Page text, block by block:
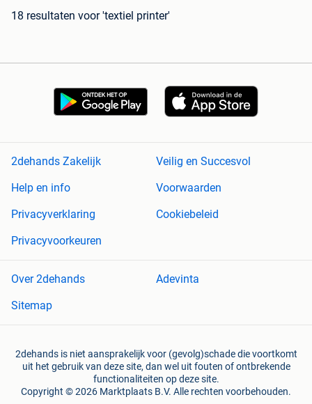
18 resultaten voor 'textiel printer'
2dehands Zakelijk
Veilig en Succesvol
Help en info
Voorwaarden
Privacyverklaring
Cookiebeleid
Privacyvoorkeuren
Over 2dehands
Adevinta
Sitemap
2dehands is niet aansprakelijk voor (gevolg)schade die voortkomt
uit het gebruik van deze site, dan wel uit fouten of ontbrekende
functionaliteiten op deze site.
Copyright © 2026 Marktplaats B.V. Alle rechten voorbehouden.